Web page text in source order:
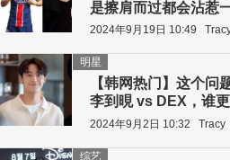
是擦肩而过都会沾惹
2024年9月19日 10:49
【韩网热门】这个问
李到晛 vs DEX，谁
明星
2024年9月2日 10:32 Tracy
综艺